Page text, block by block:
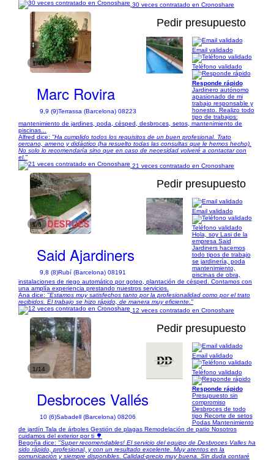
30 veces contratado en Cronoshare
1/44
Pedir presupuesto
Marc Rovira
9,9 (9)Terrassa (Barcelona) 08223
Email validado
Teléfono validado
Responde rápido
Jardinero autónomo
apasionado de mi
trabajo responsable y
honesto. Realizo todo
tipo de trabajos:
mantenimiento de jardines, poda, césped, desbroces, setos, mantenimiento de
piscinas...
Alfred dice: "Ha cumplido todos los requisitos de un buen profesional. Trato
cercano, ameno y didáctico (ha resuelto todas las consultas que le hemos hecho).
No solo lo recomendaría sino que en caso de necesidad volveré a contactar con
el."
21 veces contratado en Cronoshare
1/6
Pedir presupuesto
Said Ajardiners
9,8 (8)Rubí (Barcelona) 08191
Email validado
Teléfono validado
Hola, soy Lasi de la
empresa Said
Jardiners hacemos
todo tipos de trabajo
se jardinería, poda
mantenimiento,
piscinas de obra,
instalaciones de riego automático por goteo, plantación de césped. Contamos con
una amplía experiencia prestando nuestros servicios.
Ana dice: "Estamos muy satisfechos tanto por la profesionalidad como por el trato
recibidos. El trabajo se hizo rápido, de manera muy eficiente."
12 veces contratado en Cronoshare
1/14
Pedir presupuesto
Desbroces Vallés
10 (6)Sabadell (Barcelona) 08206
Email validado
Teléfono validado
Responde rápido
Presupuesto sin
compromiso
Desbroces de todo
tipo Recorte de setos
Podas Mantenimiento
de jardín Tala de árboles Gestión de plagas Remodelación de patio Nosotros
cuidamos del exterior por ti 🌳
Begoña dice: "Super recomendables! El servicio del equipo de Desbroces Valles ha
sido rápido, profesional, y con un resultado excelente. Muy atentos en la
comunicación y siempre disponibles. Calidad-precio muy buena. Sin duda contaré